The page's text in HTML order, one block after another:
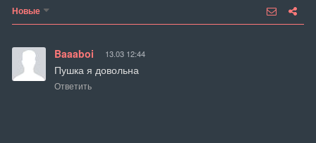
Новые
Baaaboi 13.03 12:44
Пушка я довольна
Ответить